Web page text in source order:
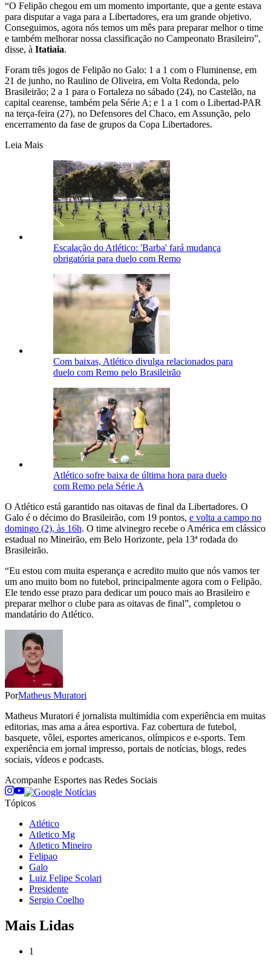
“O Felipão chegou em um momento importante, que a gente estava
para disputar a vaga para a Libertadores, era um grande objetivo.
Conseguimos, agora nós temos um mês para preparar melhor o time
e também melhorar nossa classificação no Campeonato Brasileiro”,
disse, à Itatiaia.
Foram três jogos de Felipão no Galo: 1 a 1 com o Fluminense, em
21 de junho, no Raulino de Oliveira, em Volta Redonda, pelo
Brasileirão; 2 a 1 para o Fortaleza no sábado (24), no Castelão, na
capital cearense, também pela Série A; e 1 a 1 com o Libertad-PAR
na terça-feira (27), no Defensores del Chaco, em Assunção, pelo
encerramento da fase de grupos da Copa Libertadores.
Leia Mais
Escalação do Atlético: 'Barba' fará mudança
obrigatória para duelo com Remo
Com baixas, Atlético divulga relacionados para
duelo com Remo pelo Brasileirão
Atlético sofre baixa de última hora para duelo
com Remo pela Série A
O Atlético está garantido nas oitavas de final da Libertadores. O
Galo é o décimo do Brasileirão, com 19 pontos, e volta a campo no
domingo (2), às 16h. O time alvinegro recebe o América em clássico
estadual no Mineirão, em Belo Horizonte, pela 13ª rodada do
Brasileirão.
“Eu estou com muita esperança e acredito muito que nós vamos ter
um ano muito bom no futebol, principalmente agora com o Felipão.
Ele tendo esse prazo para dedicar um pouco mais ao Brasileiro e
preparar melhor o clube para as oitavas de final”, completou o
mandatário do Atlético.
PorMatheus Muratori
Matheus Muratori é jornalista multimídia com experiência em muitas
editorias, mas ama a área esportiva. Faz cobertura de futebol,
basquete, vôlei, esportes americanos, olímpicos e e-sports. Tem
experiência em jornal impresso, portais de notícias, blogs, redes
sociais, vídeos e podcasts.
Acompanhe Esportes nas Redes Sociais
Tópicos
Atlético
Atletico Mg
Atletico Mineiro
Felipao
Galo
Luiz Felipe Scolari
Presidente
Sergio Coelho
Mais Lidas
1